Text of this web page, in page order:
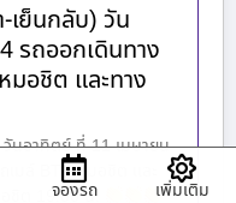
เย็นกลับ) วัน
รถออกเดินทาง
มอชิต และทาง
วันอาทิตย์ ที่ 11 เมษายน
มล์ BTS หมอชิต และ
ชิต 19.00 น.
จองรถ เพิ่มเติม